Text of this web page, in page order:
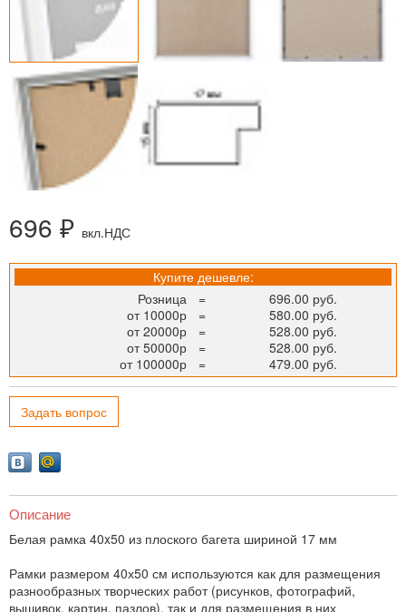
696 ₽ вкл.НДС
Купите дешевле:
Розница
=
696.00 руб.
от 10000р
=
580.00 руб.
от 20000р
=
528.00 руб.
от 50000р
=
528.00 руб.
от 100000р
= 479.00 руб.
Задать вопрос
Описание
Белая рамка 40x50 из плоского багета шириной 17 мм
Рамки размером 40х50 см используются как для размещения
разнообразных творческих работ (рисунков, фотографий,
вышивок, картин, пазлов), так и для размещения в них